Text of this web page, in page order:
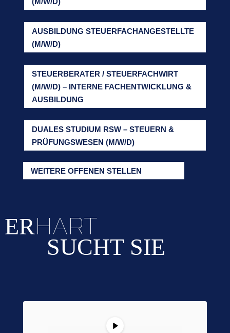
AUSBILDUNG STEUERFACHANGESTELLTE
(M/W/D)
STEUERBERATER / STEUERFACHWIRT
(M/W/D) – INTERNE FACHENTWICKLUNG &
AUSBILDUNG
DUALES STUDIUM RSW – STEUERN &
PRÜFUNGSWESEN (M/W/D)
WEITERE OFFENEN STELLEN
ERHART
SUCHT SIE